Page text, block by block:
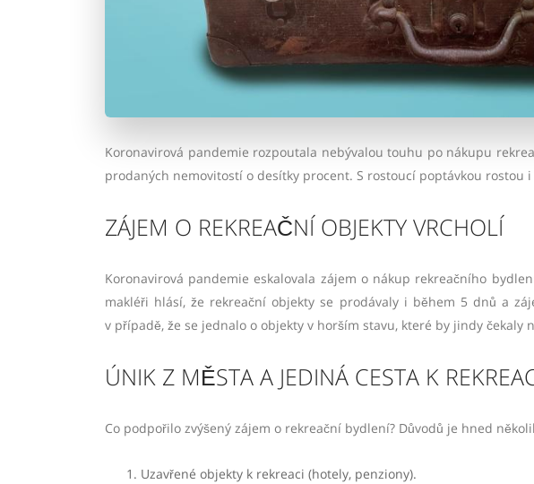
Koronavirová pandemie rozpoutala nebývalou touhu po nákupu
prodaných nemovitostí o desítky procent. S rostoucí poptávkou rostou
ZÁJEM O REKREAČNÍ OBJEKTY VRCHOLÍ
Koronavirová pandemie eskalovala zájem o nákup rekreačního
makléři hlásí, že rekreační objekty se prodávaly i během 5 dnů a
v případě, že se jednalo o objekty v horším stavu, které by jindy čekaly
ÚNIK Z MĚSTA A JEDINÁ CESTA K
Co podpořilo zvýšený zájem o rekreační bydlení? Důvodů je hned
Uzavřené objekty k rekreaci (hotely, penziony).